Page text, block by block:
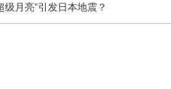
月亮”引发日本地震？